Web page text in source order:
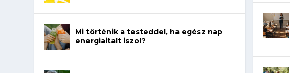
Mi történik a testeddel, ha egész nap
energiaitalt iszol?